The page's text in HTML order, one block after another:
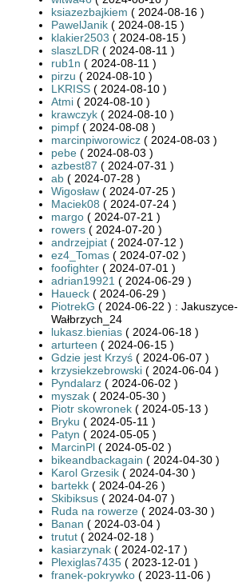
ksiazezbajkiem ( 2024-08-16 )
PawelJanik ( 2024-08-15 )
klakier2503 ( 2024-08-15 )
slaszLDR ( 2024-08-11 )
rub1n ( 2024-08-11 )
pirzu ( 2024-08-10 )
LKRISS ( 2024-08-10 )
Atmi ( 2024-08-10 )
krawczyk ( 2024-08-10 )
pimpf ( 2024-08-08 )
marcinpiworowicz ( 2024-08-03 )
pebe ( 2024-08-03 )
azbest87 ( 2024-07-31 )
ab ( 2024-07-28 )
Wigosław ( 2024-07-25 )
Maciek08 ( 2024-07-24 )
margo ( 2024-07-21 )
rowers ( 2024-07-20 )
andrzejpiat ( 2024-07-12 )
ez4_Tomas ( 2024-07-02 )
foofighter ( 2024-07-01 )
adrian19921 ( 2024-06-29 )
Haueck ( 2024-06-29 )
PiotrekG ( 2024-06-22 ) : Jakuszyce-
Wałbrzych_24
lukasz.bienias ( 2024-06-18 )
arturteen ( 2024-06-15 )
Gdzie jest Krzyś ( 2024-06-07 )
krzysiekzebrowski ( 2024-06-04 )
Pyndalarz ( 2024-06-02 )
myszak ( 2024-05-30 )
Piotr skowronek ( 2024-05-13 )
Bryku ( 2024-05-11 )
Patyn ( 2024-05-05 )
MarcinPl ( 2024-05-02 )
bikeandbackagain ( 2024-04-30 )
Karol Grzesik ( 2024-04-30 )
bartekk ( 2024-04-26 )
Skibiksus ( 2024-04-07 )
Ruda na rowerze ( 2024-03-30 )
Banan ( 2024-03-04 )
trutut ( 2024-02-18 )
kasiarzynak ( 2024-02-17 )
Plexiglas7435 ( 2023-12-01 )
franek-pokrywko ( 2023-11-06 )